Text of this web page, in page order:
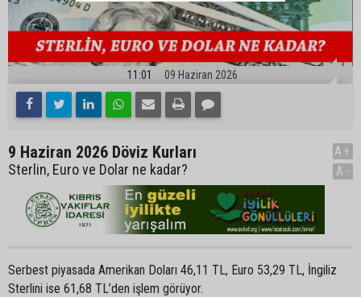
11:01 09 Haziran 2026
9 Haziran 2026 Döviz Kurları
Sterlin, Euro ve Dolar ne kadar?
A+
A-
Serbest piyasada Amerikan Doları 46,11 TL, Euro 53,29 TL, İngiliz
Sterlini ise 61,68 TL’den işlem görüyor.